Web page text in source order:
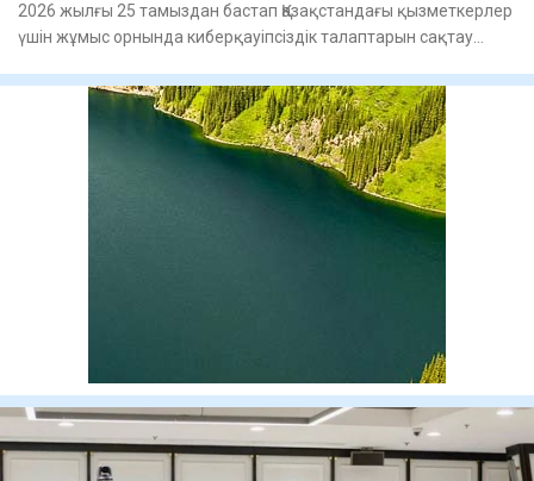
2026 жылғы 25 тамыздан бастап Қазақстандағы қызметкерлер
үшін жұмыс орнында киберқауіпсіздік талаптарын сақтау